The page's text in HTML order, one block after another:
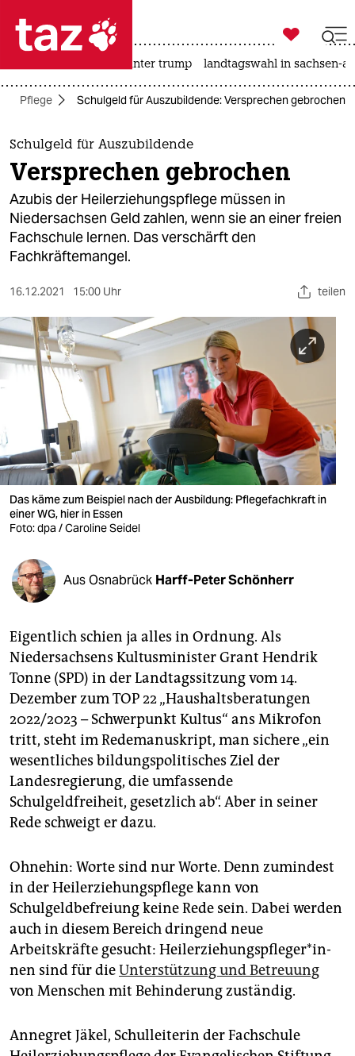
 taz zahl ich
taz zahl ich
themen
politik
öko
gesellschaft
kultur
sport
berlin
nord
wahrheit
verlag
verlag
veranstaltungen
shop
fragen & hilfe
abo
genossenschaft
epaper login

taz zahl ich
usa unter trump landtagswahl in sachsen-
Pflege Schulgeld für Auszubildende: Versprechen gebrochen
Schulgeld für Auszubildende
Versprechen gebrochen
Azubis der Heilerziehungspflege müssen in
Niedersachsen Geld zahlen, wenn sie an einer freien
Fachschule lernen. Das verschärft den
Fachkräftemangel.
16.12.2021 15:00 Uhr teilen
Das käme zum Beispiel nach der Ausbildung: Pflegefachkraft in
einer WG, hier in Essen
Foto: dpa / Caroline Seidel
Aus Osnabrück Harff-Peter Schönherr
Eigentlich schien ja alles in Ordnung. Als
Niedersachsens Kultusminister Grant Hendrik
Tonne (SPD) in der Landtagssitzung vom 14.
Dezember zum TOP 22 „Haushaltsberatungen
2022/2023 – Schwerpunkt Kultus“ ans Mikrofon
tritt, steht im Redemanuskript, man sichere „ein
wesentliches bildungspolitisches Ziel der
Landesregierung, die umfassende
Schulgeldfreiheit, gesetzlich ab“. Aber in seiner
Rede schweigt er dazu.
Ohnehin: Worte sind nur Worte. Denn zumindest
in der Heilerziehungspflege kann von
Schulgeldbefreiung keine Rede sein. Dabei werden
auch in diesem Bereich dringend neue
Arbeitskräfte gesucht: Heiler­zie­hungs­pfle­ge­r*in­
nen sind für dieUnterstützung und Betreuung
von Menschen mit Behinderung zuständig.
Annegret Jäkel, Schulleiterin der Fachschule